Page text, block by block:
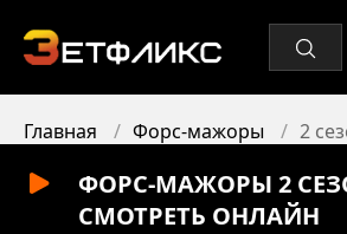
Главная Форс-мажоры 2
ФОРС-МАЖОРЫ 2
СМОТРЕТЬ ОНЛАЙН